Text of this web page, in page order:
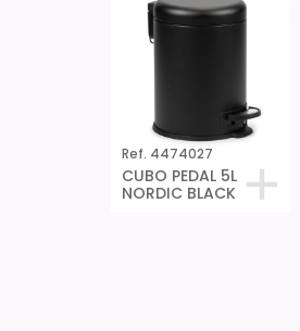
Ref. 4474027
CUBO PEDAL 5L
NORDIC BLACK